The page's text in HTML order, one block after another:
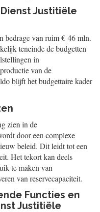
Justitiële
bedrage van ruim € 46 mln.
teneinde de budgetten
in
van de
blijft het budgettaire kader
zien in de
door een complexe
beleid. Dit leidt tot een
Het tekort kan deels
te maken van
van reservecapaciteit.
Functies en
Justitiële